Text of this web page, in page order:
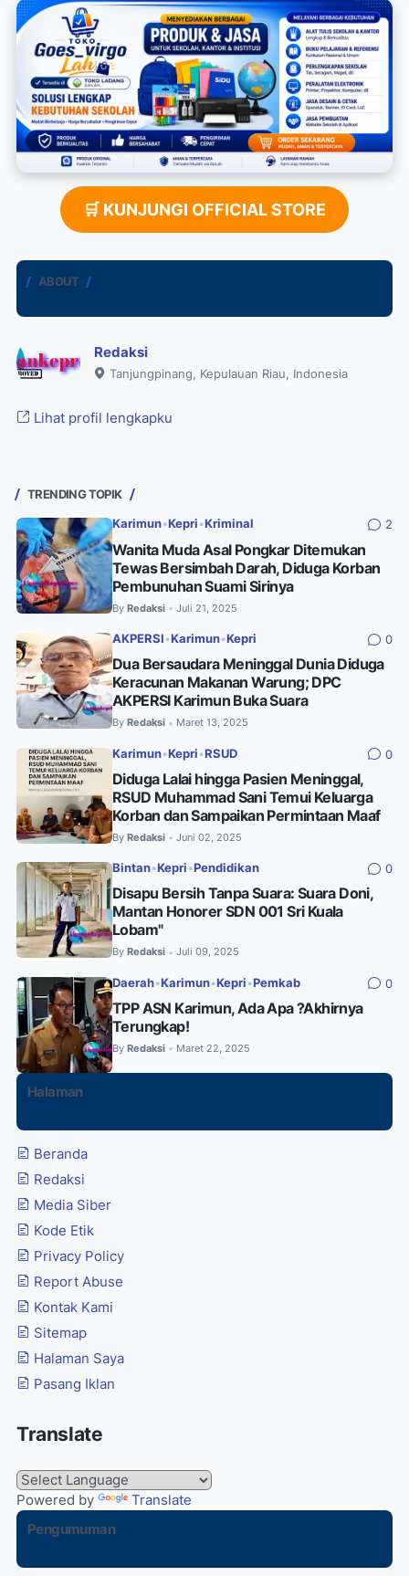
🛒 KUNJUNGI OFFICIAL STORE
ABOUT
Redaksi
Tanjungpinang, Kepulauan Riau, Indonesia
Lihat profil lengkapku
TRENDING TOPIK
Karimun•Kepri •Kriminal 2
Wanita Muda Asal Pongkar Ditemukan
Tewas Bersimbah Darah, Diduga Korban
Pembunuhan Suami Sirinya
By Redaksi • Juli 21, 2025
AKPERSI •Karimun•Kepri 0
Dua Bersaudara Meninggal Dunia Diduga
Keracunan Makanan Warung; DPC
AKPERSI Karimun Buka Suara
By Redaksi • Maret 13, 2025
Karimun•Kepri •RSUD 0
Diduga Lalai hingga Pasien Meninggal,
RSUD Muhammad Sani Temui Keluarga
Korban dan Sampaikan Permintaan Maaf
By Redaksi • Juni 02, 2025
Bintan•Kepri •Pendidikan 0
Disapu Bersih Tanpa Suara: Suara Doni,
Mantan Honorer SDN 001 Sri Kuala
Lobam"
By Redaksi • Juli 09, 2025
Daerah•Karimun•Kepri •Pemkab 0
TPP ASN Karimun, Ada Apa ?Akhirnya
Terungkap!
By Redaksi • Maret 22, 2025
Halaman
Beranda
Redaksi
Media Siber
Kode Etik
Privacy Policy
Report Abuse
Kontak Kami
Sitemap
Halaman Saya
Pasang Iklan
Translate
Powered by
Translate
Pengumuman